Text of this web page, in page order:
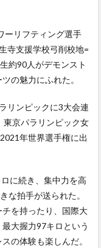
ーリフティング選手
寺支援学校弓削校地=
約90人がデモンスト
の魅力にふれた。
リンピックに3大会連
京パラリンピック女
年世界選手権に出
に続き、集中力を高
な拍手が送られた。
を持ったり、国際大
大握力97キロという
の体験も楽しんだ。